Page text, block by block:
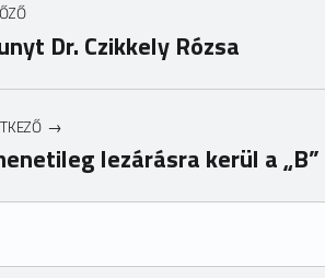
Dr. Czikkely Rózsa
lezárásra kerül a